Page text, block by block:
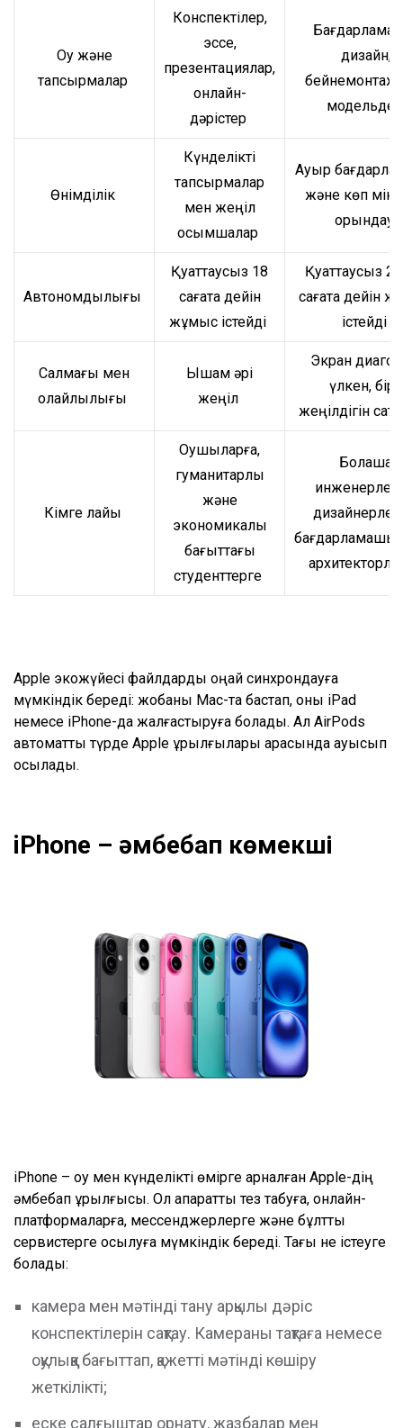
Оқу және
тапсырмалар
Конспектілер,
эссе,
презентациялар,
онлайн-
дәрістер
дизайн,
бейнемонтаж,
Өнімділік
Күнделікті
тапсырмалар
мен жеңіл
қосымшалар
Ауыр
және көп
орындау
Автономдылығы
Қуаттаусыз 18
сағатқа дейін
жұмыс істейді
Қуаттаусыз
сағатқа дейін
істейді
Салмағы мен
қолайлылығы
Ықшам әрі
жеңіл
Экран
үлкен, бірақ
жеңілдігін
Кімге лайық
Оқушыларға,
гуманитарлық
және
экономикалық
бағыттағы
студенттерге
Болашақ
Apple экожүйесі файлдарды оңай синхрондауға
мүмкіндік береді: жобаны Mac-та бастап, оны iPad
немесе iPhone-да жалғастыруға болады. Ал AirPods
автоматты түрде Apple құрылғылары арасында ауысып
қосылады.
iPhone – әмбебап көмекші
iPhone – оқу мен күнделікті өмірге арналған Apple-дің
әмбебап құрылғысы. Ол ақпаратты тез табуға, онлайн-
платформаларға, мессенджерлерге және бұлттық
сервистерге қосылуға мүмкіндік береді. Тағы не істеуге
болады:
камера мен мәтінді тану арқылы дәріс
конспектілерін сақтау. Камераны тақтаға немесе
оқулыққа бағыттап, қажетті мәтінді көшіру
жеткілікті;
еске салғыштар орнату, жазбалар мен